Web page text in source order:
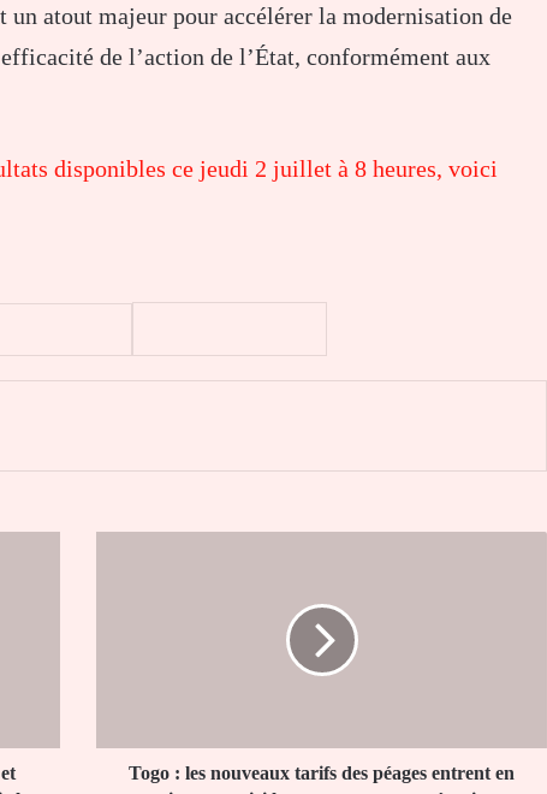
un atout majeur pour accélérer la modernisation de
de l’action de l’État, conformément aux
disponibles ce jeudi 2 juillet à 8 heures, voici
en
vigueur,Togo : les nouveaux tarifs des péages entrent en